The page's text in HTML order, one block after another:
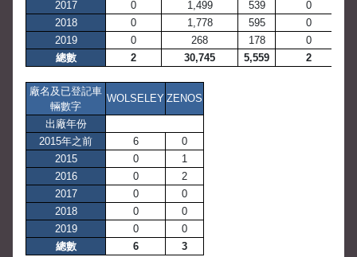
2017
0 1,499 539
0
2018
0 1,778 595
0
2019
0 268 178
0
總數
2 30,745 5,559 2
廠名及已登記車
輛數字
WOLSELEY ZENOS
出廠年份
2015年之前
6
0
2015
0
1
2016
0
2
2017
0
0
2018
0
0
2019
0
0
總數
6 3